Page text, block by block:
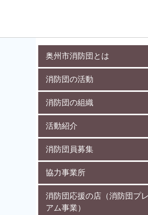
奥州市消防団とは
消防団の活動
消防団の組織
活動紹介
消防団員募集
協力事業所
消防団応援の店（消防団プ
アム事業）